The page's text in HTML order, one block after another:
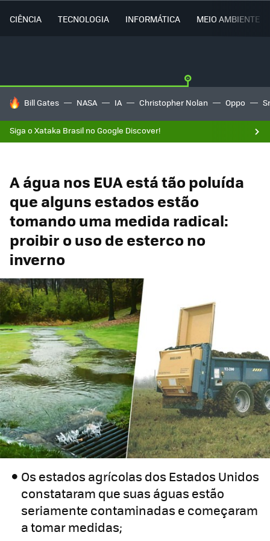
CIÊNCIA TECNOLOGIA INFORMÁTICA MEIO AMBIENTE
TENDÊNCIAS DO DIA
Bill Gates NASA IA Christopher Nolan Oppo
Siga o Xataka Brasil no Google Discover!
A água nos EUA está tão poluída
que alguns estados estão
tomando uma medida radical:
proibir o uso de esterco no
inverno
Os estados agrícolas dos Estados Unidos
constataram que suas águas estão
seriamente contaminadas e começaram
a tomar medidas;